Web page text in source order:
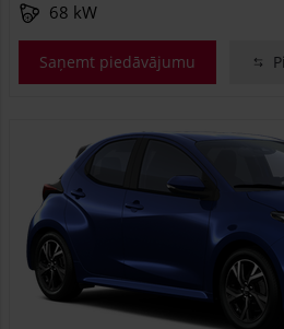
68 kW
Saņemt piedāvājumu